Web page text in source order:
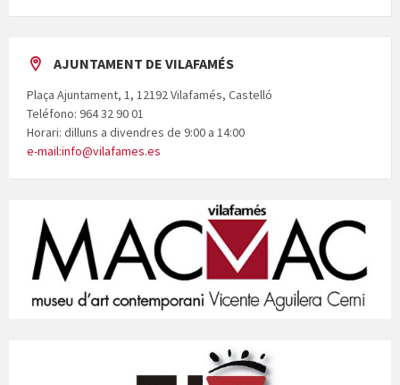
AJUNTAMENT DE VILAFAMÉS
Plaça Ajuntament, 1, 12192 Vilafamés, Castelló
Teléfono: 964 32 90 01
Horari: dilluns a divendres de 9:00 a 14:00
e-mail:info@vilafames.es